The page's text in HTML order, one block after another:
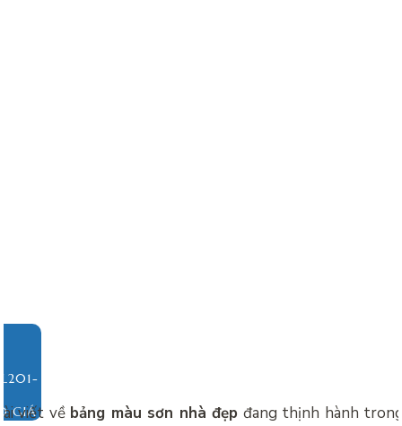
GIÁ
viết về bảng màu sơn nhà đẹp đang thịnh hành